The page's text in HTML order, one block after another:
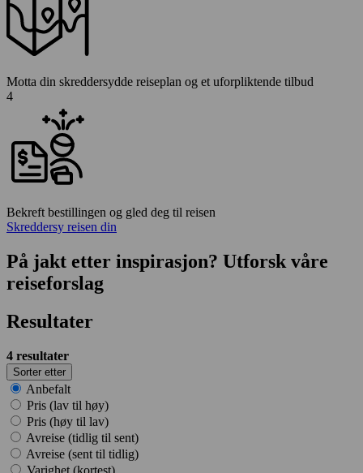
Motta din skreddersydde reiseplan og et uforpliktende tilbud
4
Bekreft bestillingen og gled deg til reisen
Skreddersy reisen din
På jakt etter inspirasjon? Utforsk våre
reiseforslag
Resultater
4 resultater
Sorter etter
Anbefalt
Pris (lav til høy)
Pris (høy til lav)
Avreise (tidlig til sent)
Avreise (sent til tidlig)